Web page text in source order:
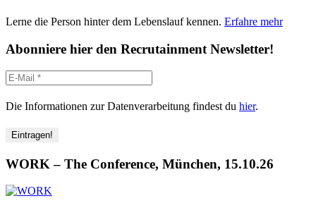
Lerne die Person hinter dem Lebenslauf kennen. Erfahre mehr
Abonniere hier den Recrutainment Newsletter!
Die Informationen zur Datenverarbeitung findest du hier.
WORK – The Conference, München, 15.10.26